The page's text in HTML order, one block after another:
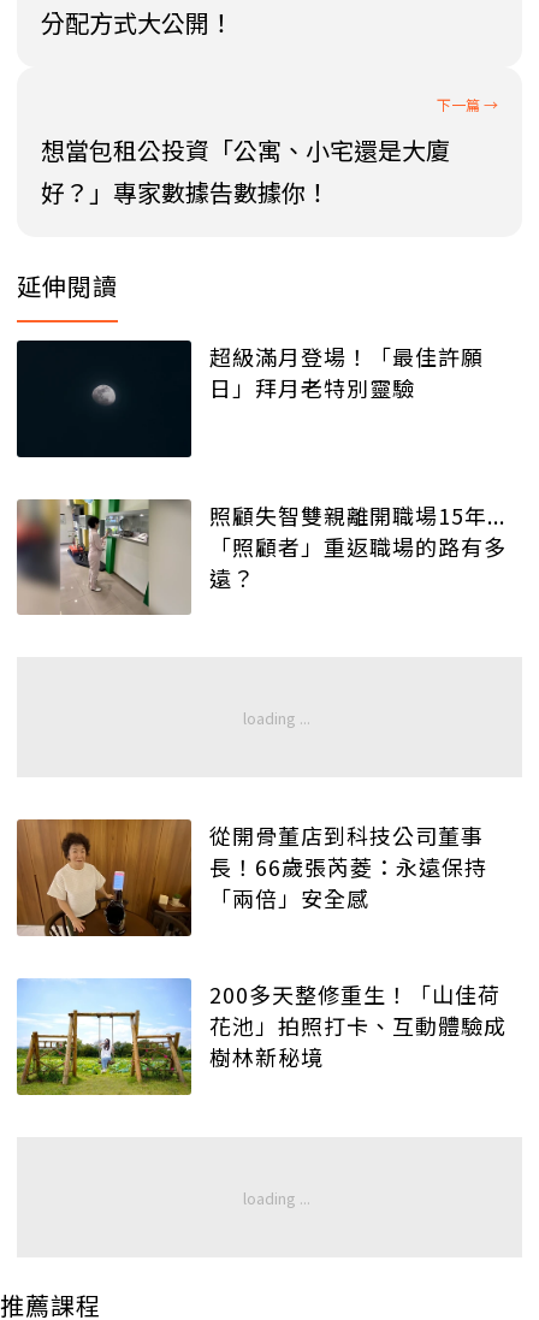
分配方式大公開！
想當包租公投資「公寓、小宅還是大廈
好？」專家數據告數據你！
延伸閱讀
超級滿月登場！「最佳許願
日」拜月老特別靈驗
照顧失智雙親離開職場15年...
「照顧者」重返職場的路有多
遠？
從開骨董店到科技公司董事
長！66歲張芮菱：永遠保持
「兩倍」安全感
200多天整修重生！「山佳荷
花池」拍照打卡、互動體驗成
樹林新秘境
推薦課程